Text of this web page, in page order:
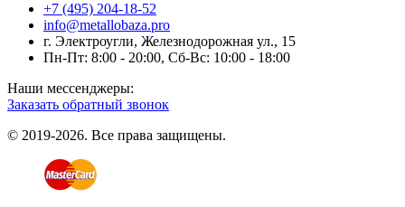
+7 (495) 204-18-52
info@metallobaza.pro
г. Электроугли, Железнодорожная ул., 15
Пн-Пт: 8:00 - 20:00, Сб-Вс: 10:00 - 18:00
Наши мессенджеры:
Заказать обратный звонок
© 2019-2026. Все права защищены.